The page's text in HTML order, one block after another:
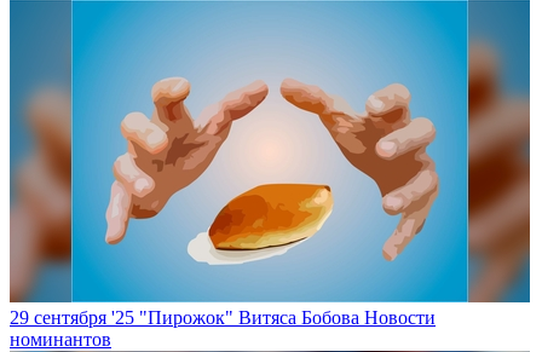
29 сентября '25 "Пирожок" Витяса Бобова Новости
номинантов